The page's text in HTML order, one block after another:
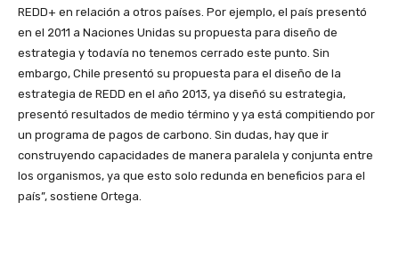
REDD+ en relación a otros países. Por ejemplo, el país presentó
en el 2011 a Naciones Unidas su propuesta para diseño de
estrategia y todavía no tenemos cerrado este punto. Sin
embargo, Chile presentó su propuesta para el diseño de la
estrategia de REDD en el año 2013, ya diseñó su estrategia,
presentó resultados de medio término y ya está compitiendo por
un programa de pagos de carbono. Sin dudas, hay que ir
construyendo capacidades de manera paralela y conjunta entre
los organismos, ya que esto solo redunda en beneficios para el
país”, sostiene Ortega.